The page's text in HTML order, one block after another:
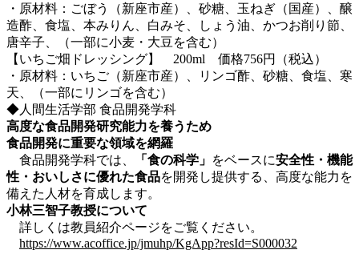
・原材料：ごぼう（新座市産）、砂糖、玉ねぎ（国産）、醸
造酢、食塩、本みりん、白みそ、しょう油、かつお削り節、
唐辛子、（一部に小麦・大豆を含む）
【いちご畑ドレッシング】 200ml 価格756円（税込）
・原材料：いちご（新座市産）、リンゴ酢、砂糖、食塩、寒
天、（一部にリンゴを含む）
◆人間生活学部 食品開発学科
高度な食品開発研究能力を養うため
食品開発に重要な領域を網羅
食品開発学科では、
「食の科学」 をベースに安全性・機能
性・おいしさに優れた食品を開発し提供する、高度な能力を
備えた人材を育成します。
小林三智子教授について
詳しくは教員紹介ページをご覧ください。
https://www.acoffice.jp/jmuhp/KgApp?resId=S000032